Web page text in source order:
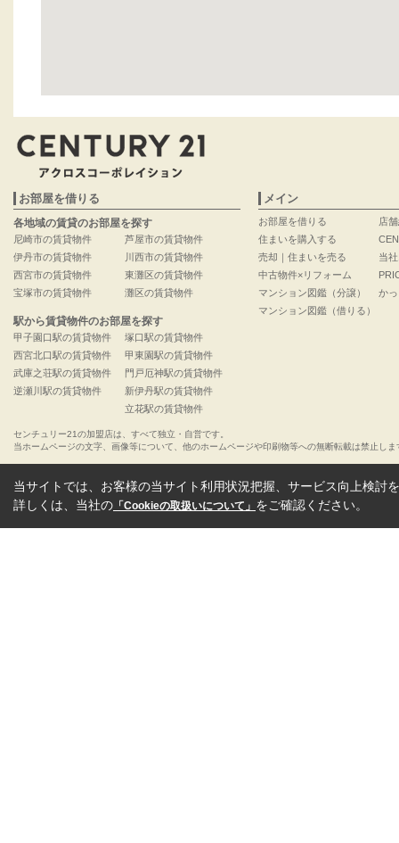
お部屋を借りる
各地域の賃貸のお部屋を探す
尼崎市の賃貸物件
伊丹市の賃貸物件
西宮市の賃貸物件
宝塚市の賃貸物件
芦屋市の賃貸物件
川西市の賃貸物件
東灘区の賃貸物件
灘区の賃貸物件
駅から賃貸物件のお部屋を探す
甲子園口駅の賃貸物件
西宮北口駅の賃貸物件
武庫之荘駅の賃貸物件
逆瀬川駅の賃貸物件
塚口駅の賃貸物件
甲東園駅の賃貸物件
門戸厄神駅の賃貸物件
新伊丹駅の賃貸物件
立花駅の賃貸物件
メイン
お部屋を借りる
住まいを購入する
売却｜住まいを売る
中古物件×リフォーム
マンション図鑑（分譲）
マンション図鑑（借りる）
店
当
か
センチュリー21の加盟店は、すべて独立・自営です。
当ホームページの文字、画像等について、他のホームページや印刷物等への無断転載は禁止しま
当サイトでは、お客様の当サイト利用状況把握、サービス向上検討
詳しくは、当社の 「Cookieの取扱いについて」 をご確認ください。